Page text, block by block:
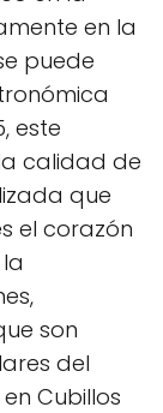
en la
puede
este
calidad de
que
el corazón
son
del
Cubillos